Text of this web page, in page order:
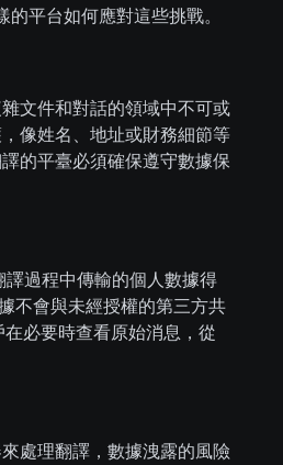
的平台如何應對這些挑戰。
文件和對話的領域中不可或
像姓名、地址或財務細節等
的平臺必須確保遵守數據保
過程中傳輸的個人數據得
不會與未經授權的第三方共
必要時查看原始消息，從
處理翻譯，數據洩露的風險